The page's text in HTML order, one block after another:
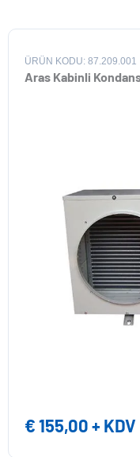
ÜRÜN KODU: 87.209.001
Aras Kabinli
€155,00+ KDV